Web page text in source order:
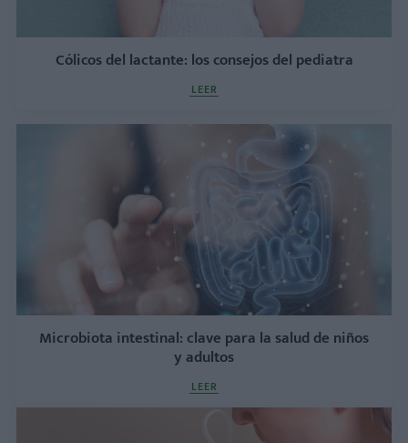
Cólicos del lactante: los consejos del pediatra
LEER
Microbiota intestinal: clave para la salud de niños
y adultos
LEER